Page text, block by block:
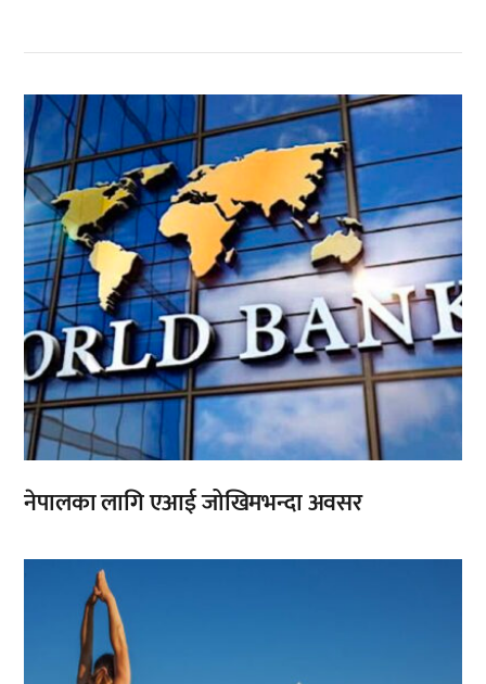
नेपालका लागि एआई जोखिमभन्दा अवसर